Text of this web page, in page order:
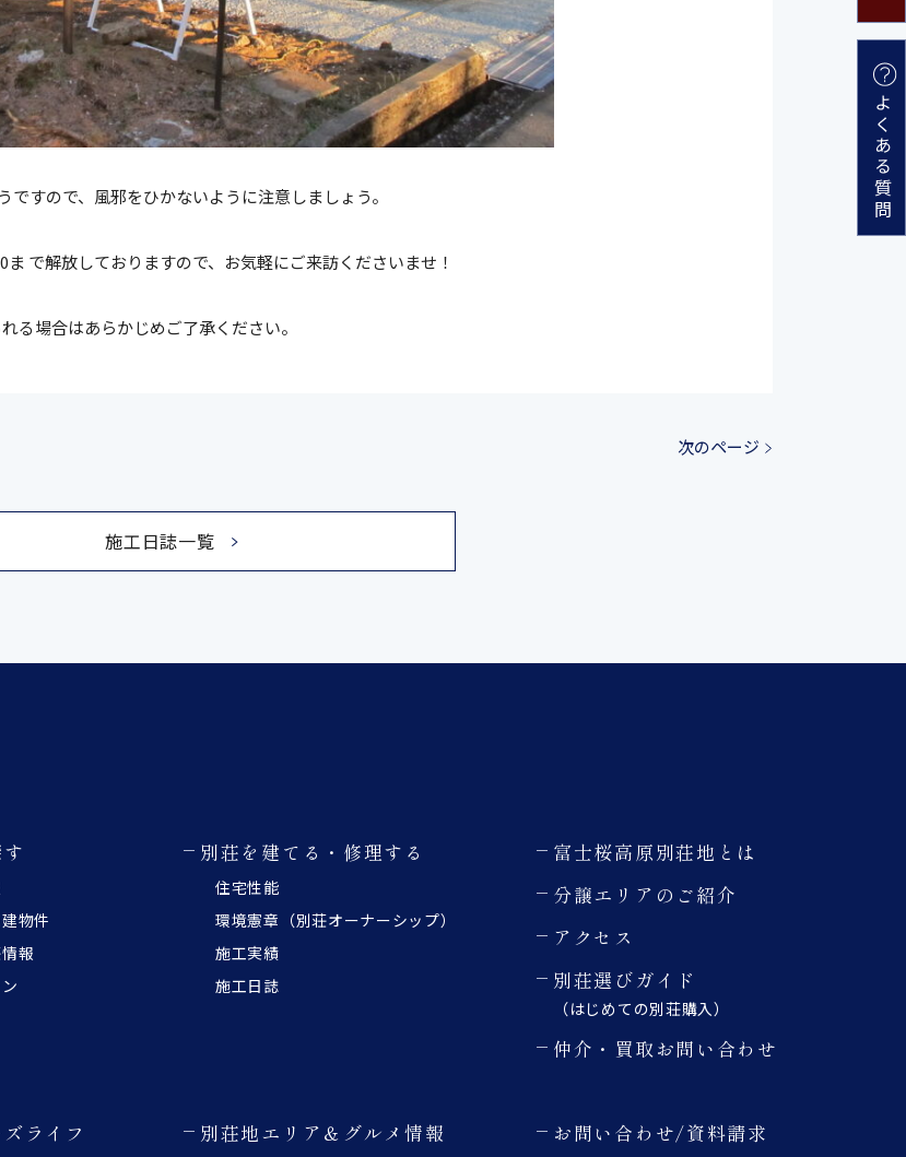
すので、風邪をひかないように注意しましょう。
で解放しておりますので、お気軽にご来訪くださいませ！
る場合はあらかじめご了承ください。
次のページ
施工日誌一覧
物件
報
別荘を建てる・修理する
住宅性能
環境憲章（別荘オーナーシップ）
施工実績
施工日誌
富士桜高原別荘地とは
分譲エリアのご紹介
アクセス
別荘選びガイド
（はじめての別荘購入）
仲介・買取お問い合わせ
ライフ 別荘地エリア＆グルメ情報 お問い合わせ/資料請求
よくある質問